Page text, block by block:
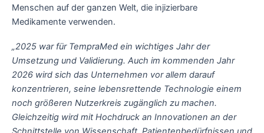
Menschen auf der ganzen Welt, die injizierbare
Medikamente verwenden.
„2025 war für TempraMed ein wichtiges Jahr der
Umsetzung und Validierung. Auch im kommenden Jahr
2026 wird sich das Unternehmen vor allem darauf
konzentrieren, seine lebensrettende Technologie einem
noch größeren Nutzerkreis zugänglich zu machen.
Gleichzeitig wird mit Hochdruck an Innovationen an der